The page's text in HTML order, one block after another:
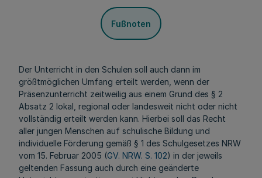
Fußnoten
Der Unterricht in den Schulen soll auch dann im
größtmöglichen Umfang erteilt werden, wenn der
Präsenzunterricht zeitweilig aus einem Grund des § 2
Absatz 2 lokal, regional oder landesweit nicht oder nicht
vollständig erteilt werden kann. Hierbei soll das Recht
aller jungen Menschen auf schulische Bildung und
individuelle Förderung gemäß § 1 des Schulgesetzes NRW
vom 15. Februar 2005 (GV. NRW. S. 102) in der jeweils
geltenden Fassung auch durch eine geänderte